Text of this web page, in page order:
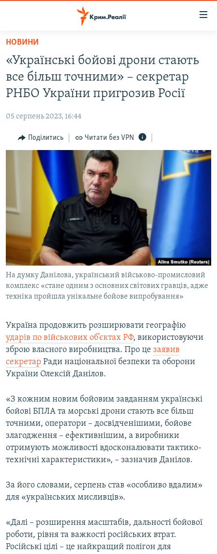
Перейти
основного
матеріалу
Перейти
до
основної
навігації
Перейти
до
ВОДА.КРИМ
ВІДЕО ТА ФОТО
БЛОГИ
ПОГЛЯД
ІНТЕРВ'Ю
ВСЕ ЗА ДЕНЬ
СПЕЦПРОЕКТИ
ВІДЕОУРОКИ «ELIFBE»
СВІДЧЕННЯ ОКУПАЦІЇ
УКРАЇНСЬКА ПРОБЛЕМА КРИМУ
ІНФОГРАФІКА
ЯК ОБІЙТИ БЛОКУВАННЯ
Русский
Qırımtatar
ДОЛУЧАЙСЯ!
Усі сайти RFE/RL
НОВИНИ
«Українські бойові дрони стають
все більш точними» – секретар
РНБО України пригрозив Росії
05 серпень 2023, 16:44
Поділитись Читати без VPN
На думку Данілова, український військово-промисловий
комплекс «стане одним з основних світових гравців, адже
техніка пройшла унікальне бойове випробування»
Україна продовжить розширювати географію
ударів по військових об’єктах РФ, використовуючи
зброю власного виробництва. Про це заявив
секретар Ради національної безпеки та оборони
України Олексій Данілов.
«З кожним новим бойовим завданням українські
бойові БПЛА та морські дрони стають все більш
точними, оператори – досвідченішими, бойове
злагодження – ефективнішим, а виробники
отримують можливості вдосконалювати тактико-
технічні характеристики», – зазначив Данілов.
За його словами, серпень став «особливо вдалим»
для «українських мисливців».
«Далі – розширення масштабів, дальності бойової
роботи, рівня та важкості російських втрат.
Російські цілі – це найкращий полігон для